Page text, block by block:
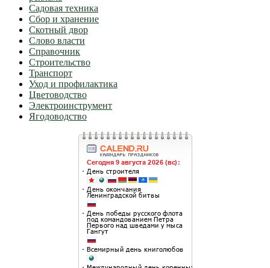
Садовая техника
Сбор и хранение
Скотный двор
Слово власти
Справочник
Строительство
Транспорт
Уход и профилактика
Цветоводство
Электроинструмент
Ягодоводство